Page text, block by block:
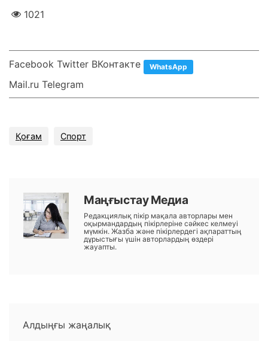
1021
Facebook Twitter ВКонтакте WhatsApp
Mail.ru Telegram
Қоғам Спорт
Маңғыстау Медиа
Редакциялық пікір мақала авторлары мен
оқырмандардың пікірлеріне сәйкес келмеуі
мүмкін. Жазба және пікірлердегі ақпараттың
дұрыстығы үшін авторлардың өздері
жауапты.
Алдыңғы жаңалық